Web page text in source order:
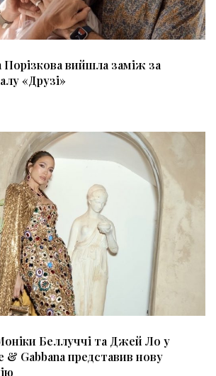
Порізкова вийшла заміж за
«Друзі»
Беллуччі та Джей Ло у
Gabbana представив нову